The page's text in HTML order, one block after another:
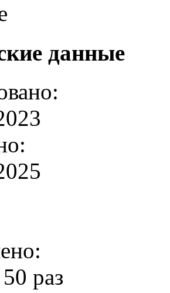
данные
раз